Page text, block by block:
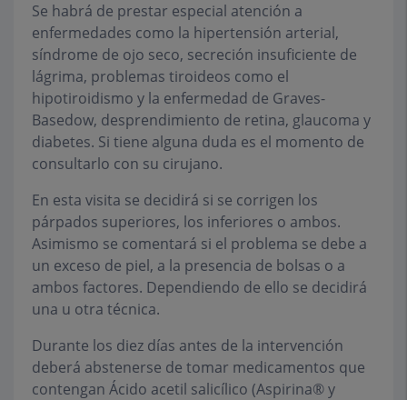
Se habrá de prestar especial atención a
enfermedades como la hipertensión arterial,
síndrome de ojo seco, secreción insuficiente de
lágrima, problemas tiroideos como el
hipotiroidismo y la enfermedad de Graves-
Basedow, desprendimiento de retina, glaucoma y
diabetes. Si tiene alguna duda es el momento de
consultarlo con su cirujano.
En esta visita se decidirá si se corrigen los
párpados superiores, los inferiores o ambos.
Asimismo se comentará si el problema se debe a
un exceso de piel, a la presencia de bolsas o a
ambos factores. Dependiendo de ello se decidirá
una u otra técnica.
Durante los diez días antes de la intervención
deberá abstenerse de tomar medicamentos que
contengan Ácido acetil salicílico (Aspirina® y